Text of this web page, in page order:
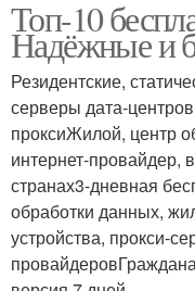
Топ-10
Надёжные и
Резидентские,
серверы дата-
проксиЖилой, центр
интернет-провайдер,
странах3-дневная
обработки данных,
устройства, прокси-